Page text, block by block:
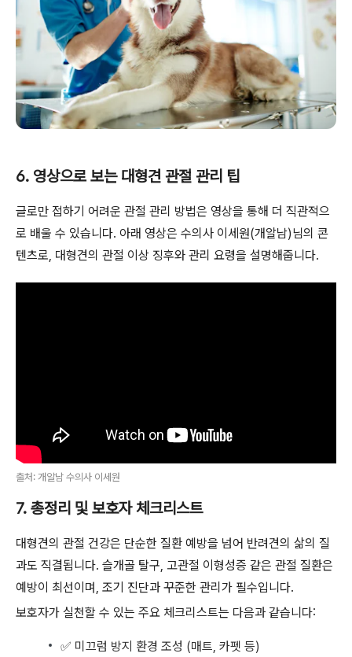
6. 영상으로 보는 대형견 관절 관리 팁
글로만 접하기 어려운 관절 관리 방법은 영상을 통해 더 직관적으
로 배울 수 있습니다. 아래 영상은 수의사 이세원(개알남)님의 콘
텐츠로, 대형견의 관절 이상 징후와 관리 요령을 설명해줍니다.
출처: 개알남 수의사 이세원
7. 총정리 및 보호자 체크리스트
대형견의 관절 건강은 단순한 질환 예방을 넘어 반려견의 삶의 질
과도 직결됩니다. 슬개골 탈구, 고관절 이형성증 같은 관절 질환은
예방이 최선이며, 조기 진단과 꾸준한 관리가 필수입니다.
보호자가 실천할 수 있는 주요 체크리스트는 다음과 같습니다:
✅ 미끄럼 방지 환경 조성 (매트, 카펫 등)